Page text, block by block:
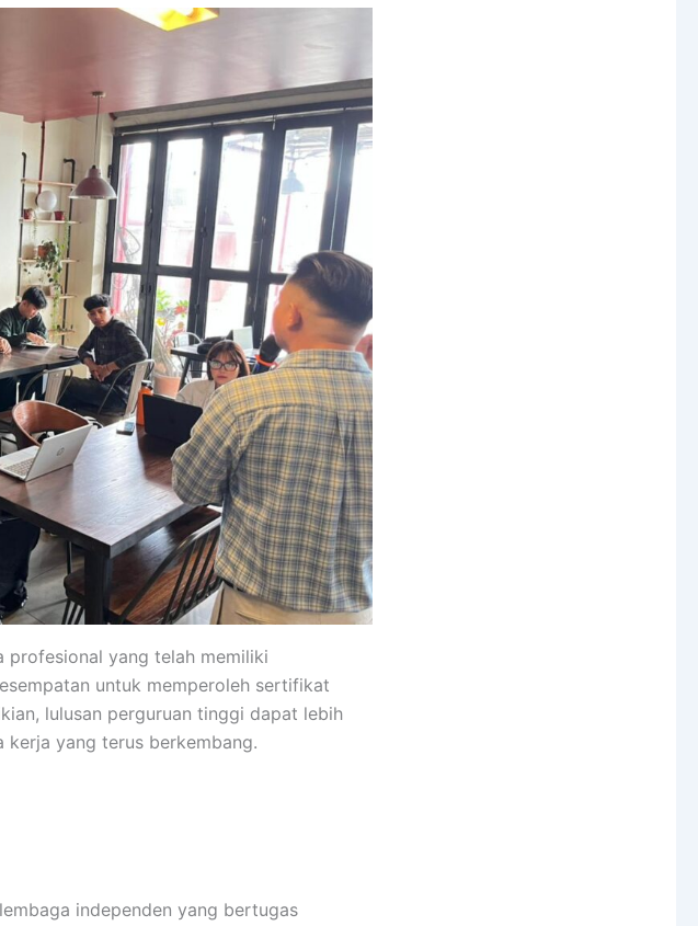
profesional yang telah memiliki
untuk memperoleh sertifikat
lulusan perguruan tinggi dapat lebih
yang terus berkembang.
independen yang bertugas